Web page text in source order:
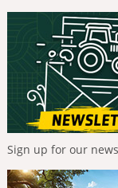
Sign up for our